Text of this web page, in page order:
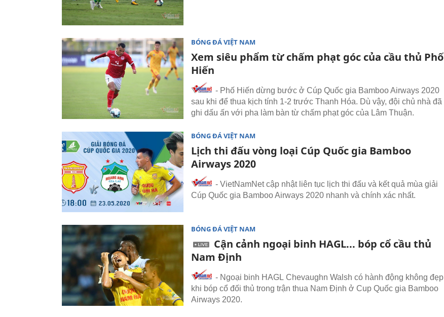
BÓNG ĐÁ VIỆT NAM
Xem siêu phẩm từ chấm phạt góc của cầu thủ Phố
Hiến
- Phố Hiến dừng bước ở Cúp Quốc gia Bamboo Airways 2020
sau khi để thua kịch tính 1-2 trước Thanh Hóa. Dù vậy, đội chủ nhà đã
ghi dấu ấn với pha làm bàn từ chấm phạt góc của Lâm Thuận.
BÓNG ĐÁ VIỆT NAM
Lịch thi đấu vòng loại Cúp Quốc gia Bamboo
Airways 2020
- VietNamNet cập nhật liên tục lịch thi đấu và kết quả mùa giải
Cúp Quốc gia Bamboo Airways 2020 nhanh và chính xác nhất.
BÓNG ĐÁ VIỆT NAM
Cận cảnh ngoại binh HAGL... bóp cổ cầu thủ
Nam Định
- Ngoại binh HAGL Chevaughn Walsh có hành động không đẹp
khi bóp cổ đối thủ trong trận thua Nam Định ở Cup Quốc gia Bamboo
Airways 2020.